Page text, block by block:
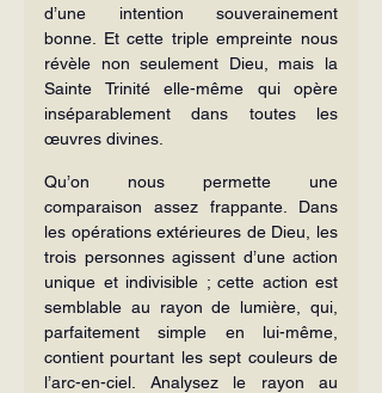
d’une intention souverainement
bonne. Et cette triple em­preinte nous
révèle non seulement Dieu, mais la
Sainte Trinité elle-même qui opère
inséparablement dans toutes les
œuvres divines.
Qu’on nous permette une
comparaison assez frappante. Dans
les opéra­tions extérieures de Dieu, les
trois personnes agissent d’une action
unique et indivisible ; cette action est
semblable au rayon de lumière, qui,
parfaitement simple en lui-même,
contient pourtant les sept couleurs de
l’arc-en-ciel. Ana­lysez le rayon au